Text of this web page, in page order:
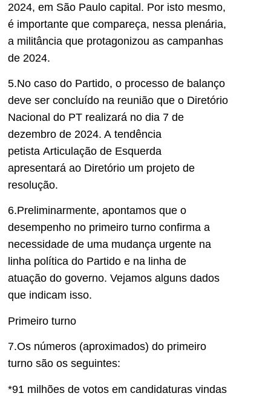
2024, em São Paulo capital. Por isto mesmo,
é importante que compareça, nessa plenária,
a militância que protagonizou as campanhas
de 2024.
5.No caso do Partido, o processo de balanço
deve ser concluído na reunião que o Diretório
Nacional do PT realizará no dia 7 de
dezembro de 2024. A tendência
petista Articulação de Esquerda
apresentará ao Diretório um projeto de
resolução.
6.Preliminarmente, apontamos que o
desempenho no primeiro turno confirma a
necessidade de uma mudança urgente na
linha política do Partido e na linha de
atuação do governo. Vejamos alguns dados
que indicam isso.
Primeiro turno
7.Os números (aproximados) do primeiro
turno são os seguintes:
*91 milhões de votos em candidaturas vindas